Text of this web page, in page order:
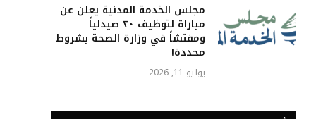
مجلس الخدمة المدنية يعلن عن
مباراة لتوظيف ٢٠ صيدلياً
ومفتشاً في وزارة الصحة بشروط
محددة!
يوليو 11, 2026